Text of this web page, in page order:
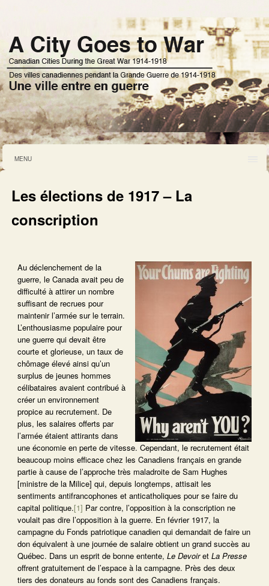
MENU
Les élections de 1917 – La
conscription
Au déclenchement de la
guerre, le Canada avait peu de
difficulté à attirer un nombre
suffisant de recrues pour
maintenir l’armée sur le terrain.
L’enthousiasme populaire pour
une guerre qui devait être
courte et glorieuse, un taux de
chômage élevé ainsi qu’un
surplus de jeunes hommes
célibataires avaient contribué à
créer un environnement
propice au recrutement. De
plus, les salaires offerts par
l’armée étaient attirants dans
une économie en perte de vitesse. Cependant, le recrutement était
beaucoup moins efficace chez les Canadiens français en grande
partie à cause de l’approche très maladroite de Sam Hughes
[ministre de la Milice] qui, depuis longtemps, attisait les
sentiments antifrancophones et anticatholiques pour se faire du
capital politique.[1] Par contre, l’opposition à la conscription ne
voulait pas dire l’opposition à la guerre. En février 1917, la
campagne du Fonds patriotique canadien qui demandait de faire un
don équivalent à une journée de salaire obtient un grand succès au
Québec. Dans un esprit de bonne entente, Le Devoiret La Presse
offrent gratuitement de l’espace à la campagne. Près des deux
tiers des donateurs au fonds sont des Canadiens français.